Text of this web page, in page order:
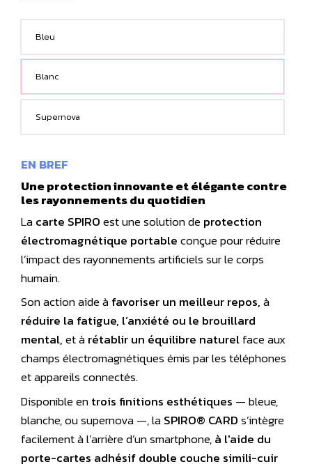
Bleu
Blanc
Supernova
EN BREF
Une protection innovante et élégante contre
les rayonnements du quotidien
Lacarte SPIROest une solution deprotection
électromagnétique portableconçue pour réduire
l’impact des rayonnements artificiels sur le corps
humain.
Son action aide àfavoriser un meilleur repos,à
réduire la fatigue, l’anxiété ou le brouillard
mental,et àrétablir un équilibre naturelface aux
champs électromagnétiques émis par les téléphones
et appareils connectés.
Disponible entrois finitions esthétiques — bleue,
blanche, ou supernova —, laSPIRO® CARDs’intègre
facilement à l’arrière d’un smartphone,à l'aide du
porte-cartes adhésif double couche simili-cuir